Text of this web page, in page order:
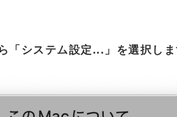
「システム設定...」を選択しま